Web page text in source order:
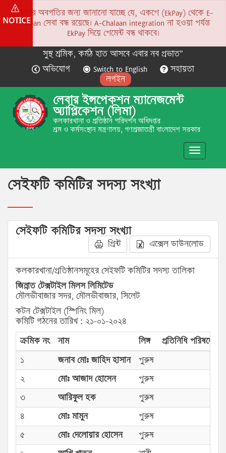
NOTICE
সকলের অবগতির জন্য জানানো যাচ্ছে যে, একপে (EkPay) থেকে E-
Chalaan সেবা বন্ধ রয়েছে। A-Chalaan integration না হওয়া পর্যন্ত
EkPay দিয়ে পেমেন্ট বন্ধ থাকবে।
সুস্থ শ্রমিক, কর্মঠ হাত আসবে এবার নব প্রভাত”
অভিযোগ
Switch to English
সহায়তা
লগইন
লেবার ইন্সপেকশন ম্যানেজমেন্ট
অ্যাপ্লিকেশন (লিমা)
কলকারখানা ও প্রতিষ্ঠান পরিদর্শন অধিদপ্তর
শ্রম ও কর্মসংস্থান মন্ত্রণালয়, গণপ্রজাতন্ত্রী বাংলাদেশ সরকার
Toggle
সেইফটি কমিটির সদস্য সংখ্যা
সেইফটি কমিটির সদস্য সংখ্যা
প্রিন্ট এক্সেল ডাউনলোড
কলকারখানা/প্রতিষ্ঠানসমূহের সেইফটি কমিটির সদস্য তালিকা
জিন্নাত টেক্সটাইল মিলস লিমিটেড
মৌলভীবাজার সদর, মৌলভীবাজার, সিলেট
কটন টেক্সটাইল (স্পিনিং মিল)
কমিটি গঠনের তারিখ : ২১-০১-২০২৪
ক্রমিক নং
নাম লিঙ্গ
প্রতিনিধি পরিষদের
১
জনাব মোঃ জাহিদ হাসান
পুরুষ
২
মোঃ আজাদ হোসেন
পুরুষ
৩
আরিফুল হক
পুরুষ
৪
মোঃ মামুন
পুরুষ
৫
মোঃ দেলোয়ার হোসেন
পুরুষ